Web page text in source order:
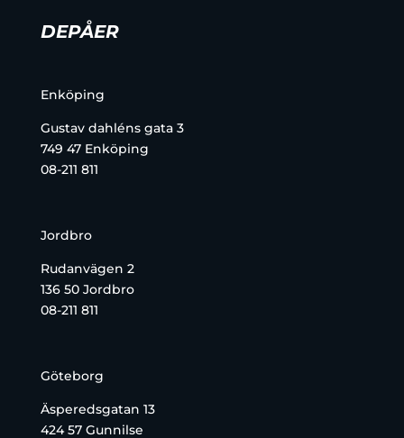
DEPÅER
Enköping
Gustav dahléns gata 3
749 47 Enköping
08-211 811
Jordbro
Rudanvägen 2
136 50 Jordbro
08-211 811
Göteborg
Äsperedsgatan 13
424 57 Gunnilse